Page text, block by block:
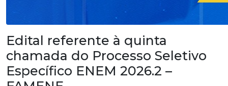
Edital referente à quinta
chamada do Processo Seletivo
Específico ENEM 2026.2 –